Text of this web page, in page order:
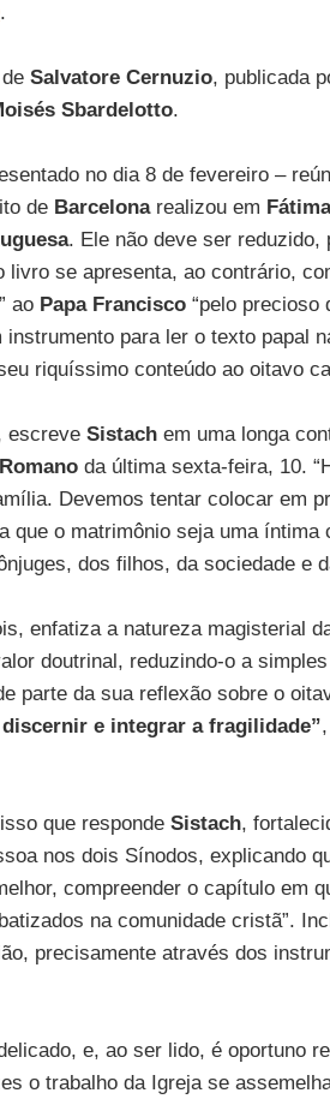
.
Salvatore Cernuzio, publicada
Sbardelotto.
no dia 8 de fevereiro –
de Barcelonarealizou em Fátima
. Ele não deve ser reduzido,
livro se apresenta, ao contrário,
ao Papa Francisco“pelo precioso
instrumento para ler o texto papal
riquíssimo conteúdo ao oitavo
escreve Sistachem uma longa
da última sexta-feira, 10.
Devemos tentar colocar em
que o matrimônio seja uma íntima
dos filhos, da sociedade e
enfatiza a natureza magisterial
doutrinal, reduzindo-o a
parte da sua reflexão sobre o
e integrar a fragilidade”
que responde Sistach,
nos dois Sínodos, explicando
compreender o capítulo em
na comunidade cristã”.
precisamente através dos
e, ao ser lido, é oportuno
o trabalho da Igreja se